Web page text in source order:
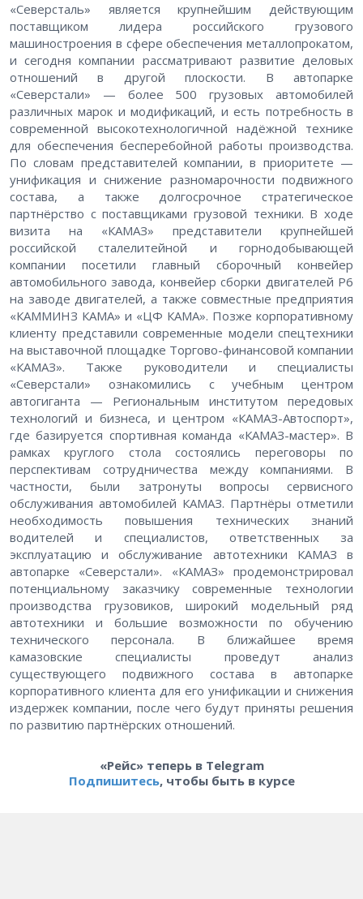
«Северсталь» является крупнейшим действующим
поставщиком лидера российского грузового
машиностроения в сфере обеспечения металлопрокатом,
и сегодня компании рассматривают развитие деловых
отношений в другой плоскости. В автопарке
«Северстали» — более 500 грузовых автомобилей
различных марок и модификаций, и есть потребность в
современной высокотехнологичной надёжной технике
для обеспечения бесперебойной работы производства.
По словам представителей компании, в приоритете —
унификация и снижение разномарочности подвижного
состава, а также долгосрочное стратегическое
партнёрство с поставщиками грузовой техники. В ходе
визита на «КАМАЗ» представители крупнейшей
российской сталелитейной и горнодобывающей
компании посетили главный сборочный конвейер
автомобильного завода, конвейер сборки двигателей Р6
на заводе двигателей, а также совместные предприятия
«КАММИНЗ КАМА» и «ЦФ КАМА». Позже корпоративному
клиенту представили современные модели спецтехники
на выставочной площадке Торгово-финансовой компании
«КАМАЗ». Также руководители и специалисты
«Северстали» ознакомились с учебным центром
автогиганта — Региональным институтом передовых
технологий и бизнеса, и центром «КАМАЗ-Автоспорт»,
где базируется спортивная команда «КАМАЗ-мастер». В
рамках круглого стола состоялись переговоры по
перспективам сотрудничества между компаниями. В
частности, были затронуты вопросы сервисного
обслуживания автомобилей КАМАЗ. Партнёры отметили
необходимость повышения технических знаний
водителей и специалистов, ответственных за
эксплуатацию и обслуживание автотехники КАМАЗ в
автопарке «Северстали». «КАМАЗ» продемонстрировал
потенциальному заказчику современные технологии
производства грузовиков, широкий модельный ряд
автотехники и большие возможности по обучению
технического персонала. В ближайшее время
камазовские специалисты проведут анализ
существующего подвижного состава в автопарке
корпоративного клиента для его унификации и снижения
издержек компании, после чего будут приняты решения
по развитию партнёрских отношений.
«Рейс» теперь в Telegram
Подпишитесь, чтобы быть в курсе